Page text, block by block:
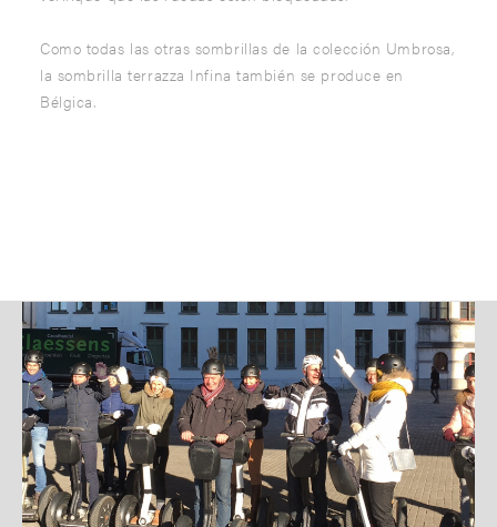
Como todas las otras sombrillas de la colección Umbrosa,
la sombrilla terrazza Infina también se produce en
Bélgica.